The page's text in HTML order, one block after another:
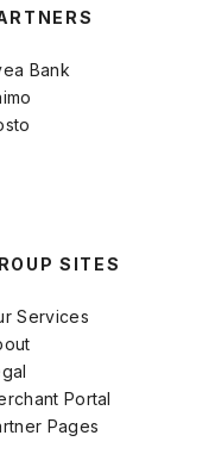
Bank
SITES
Services
Portal
Pages